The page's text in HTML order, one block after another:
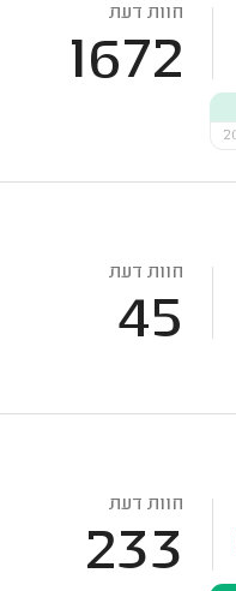
חוות דעת
1672
חוות דעת
45
חוות דעת
233